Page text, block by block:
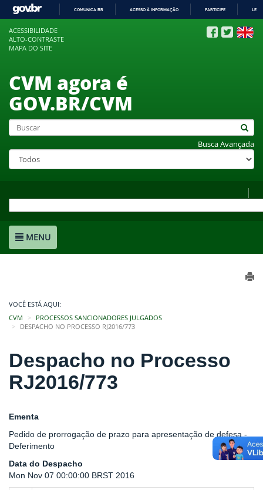
COMUNICA BR ACESSO À INFORMAÇÃO PARTICIPE
ACESSIBILIDADE
ALTO-CONTRASTE
MAPA DO SITE
CVM agora é
GOV.BR/CVM
Busca Avançada
MENU
VOCÊ ESTÁ AQUI:
CVM
PROCESSOS SANCIONADORES JULGADOS
DESPACHO NO PROCESSO RJ2016/773
Despacho no Processo
RJ2016/773
Ementa
Pedido de prorrogação de prazo para apresentação de defesa -
Deferimento
Data do Despacho
Mon Nov 07 00:00:00 BRST 2016